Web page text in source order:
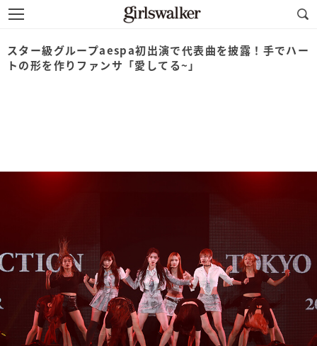
スター級グループaespa初出演で代表曲を披露！手でハー
トの形を作りファンサ「愛してる~」